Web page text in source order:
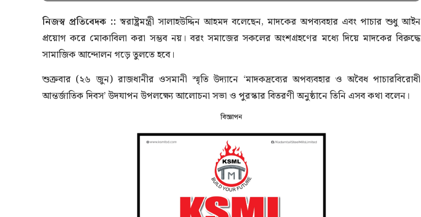
নিজস্ব প্রতিবেদক :: স্বরাষ্ট্রমন্ত্রী সালাহউদ্দিন আহমদ বলেছেন, মাদকের অপব্যবহার এবং পাচার শুধু আইন
প্রয়োগ করে মোকাবিলা করা সম্ভব নয়। বরং সমাজের সকলের অংশগ্রহণের মধ্যে দিয়ে মাদকের বিরুদ্ধে
সামাজিক আন্দোলন গড়ে তুলতে হবে।
শুক্রবার (২৬ জুন) রাজধানীর ওসমানী স্মৃতি উদ্যানে ‘মাদকদ্রব্যের অপব্যবহার ও অবৈধ পাচারবিরোধী
আন্তর্জাতিক দিবস’ উদযাপন উপলক্ষ্যে আলোচনা সভা ও পুরস্কার বিতরণী অনুষ্ঠানে তিনি এসব কথা বলেন।
বিজ্ঞাপন